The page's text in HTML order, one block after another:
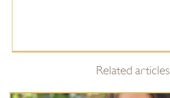
Related articles